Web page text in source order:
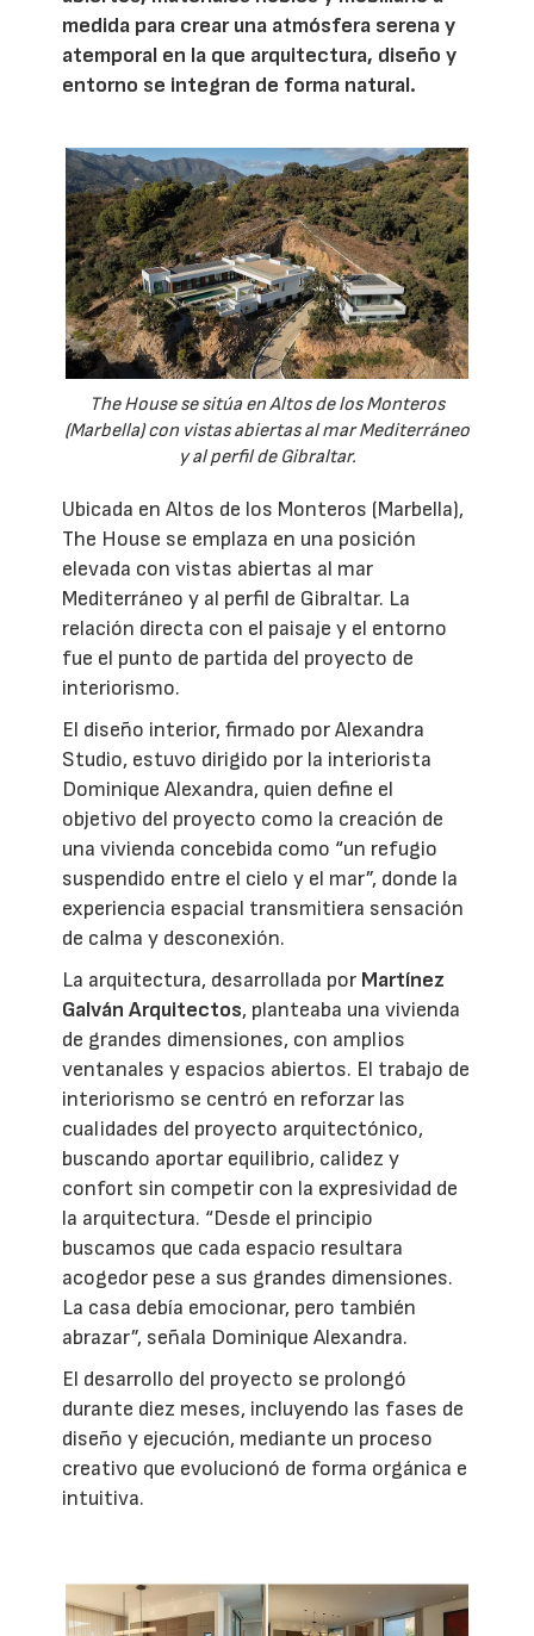
medida para crear una atmósfera serena y
atemporal en la que arquitectura, diseño y
entorno se integran de forma natural.
The House se sitúa en Altos de los Monteros
(Marbella) con vistas abiertas al mar Mediterráneo
y al perfil de Gibraltar.
Ubicada en Altos de los Monteros (Marbella),
The House se emplaza en una posición
elevada con vistas abiertas al mar
Mediterráneo y al perfil de Gibraltar. La
relación directa con el paisaje y el entorno
fue el punto de partida del proyecto de
interiorismo.
El diseño interior, firmado por Alexandra
Studio, estuvo dirigido por la interiorista
Dominique Alexandra, quien define el
objetivo del proyecto como la creación de
una vivienda concebida como “un refugio
suspendido entre el cielo y el mar”, donde la
experiencia espacial transmitiera sensación
de calma y desconexión.
La arquitectura, desarrollada por Martínez
Galván Arquitectos, planteaba una vivienda
de grandes dimensiones, con amplios
ventanales y espacios abiertos. El trabajo de
interiorismo se centró en reforzar las
cualidades del proyecto arquitectónico,
buscando aportar equilibrio, calidez y
confort sin competir con la expresividad de
la arquitectura. “Desde el principio
buscamos que cada espacio resultara
acogedor pese a sus grandes dimensiones.
La casa debía emocionar, pero también
abrazar”, señala Dominique Alexandra.
El desarrollo del proyecto se prolongó
durante diez meses, incluyendo las fases de
diseño y ejecución, mediante un proceso
creativo que evolucionó de forma orgánica e
intuitiva.